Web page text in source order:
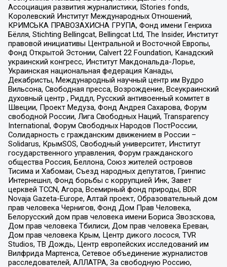
Ассоциация развития журналистики, IStories fonds,
Королевский Институт Международных Отношений,
КРИМСЬКА ПРАВОЗАХИСНА ГРУПА, Фонд имени Генриха
Бёлля, Stichting Bellingcat, Bellingcat Ltd, The Insider, Институт
правовой инициативы Центральной и Восточной Европы,
Фонд Открытой Эстонии, Calvert 22 Foundation, Канадский
украинский конгресс, Институт Макдональда-Лорье,
Украинская национальная федерация Канады,
Декабристы, Международный научный центр им Вудро
Вильсона, Свободная пресса, Возрождение, Всеукраинский
духовный центр , Риддл, Русский антивоенный комитет в
Швеции, Проект Медуза, Фонд Андрея Сахарова, Форум
свободной России, Лига Свободных Наций, Transparеncy
International, Форум Свободных Народов ПостРоссии,
Солидарность с гражданским движением в России –
Solidarus, КрымSOS, Свободный университет, Институт
государственного управления, Форум гражданского
общества Россия, Беллона, Союз жителей островов
Тисима и Хабомаи, Съезд народных депутатов, Гринпис
Интернешнл, Фонд борьбы с коррупцией Инк, Завет
церквей TCCN, Агора, Всемирный фонд природы, BDR
Novaja Gazeta-Europe, Алтай проект, Образовательный дом
прав человека Чернигов, Фонд Дом Прав Человека,
Белорусский дом прав человека имени Бориса Звозскова,
Дом прав человека Тбилиси, Дом прав человека Ереван,
Дом прав человека Крым, Центр дикого лосося, TVR
Studios, ТВ Дождь, Центр европейских исследований им
Вилфрида Мартенса, Сетевое объединение журналистов
расследователей, АЛЛАТРА, За свободную Россию,